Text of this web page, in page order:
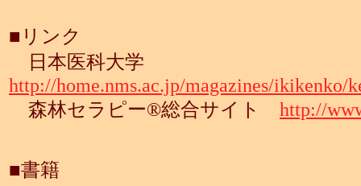
■リンク
日本医科大学
http://home.nms.ac.jp/magazines/ikikenko/
森林セラピー®総合サイト http://
■書籍